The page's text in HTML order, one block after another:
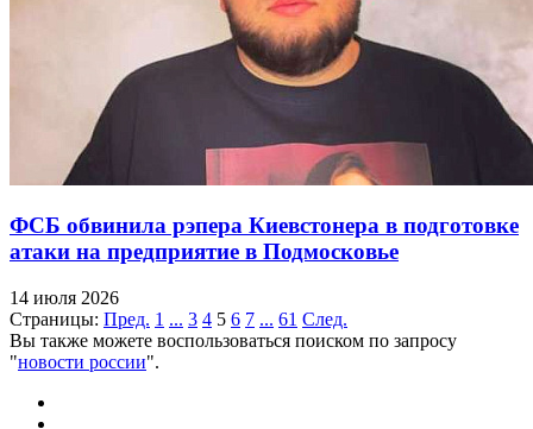
ФСБ обвинила рэпера Киевстонера в подготовке
атаки на предприятие в Подмосковье
14 июля 2026
Страницы: Пред. 1 ... 3 4 5 6 7 ... 61 След.
Вы также можете воспользоваться поиском по запросу
"новости россии".